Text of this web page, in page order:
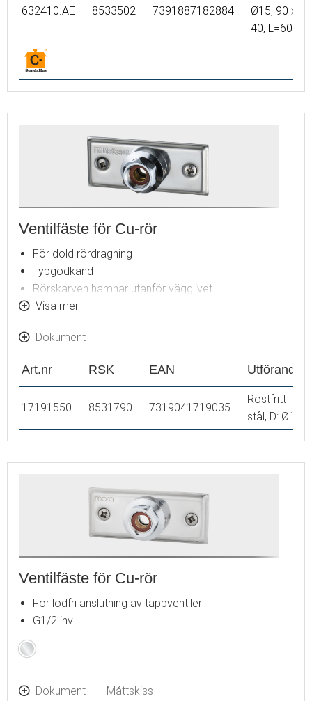
FRÄNKISCHE turatec multi 16*2 PE-RT II/Al/PE-RT II
632410.AE 8533502 7391887182884
Ø15, 90 x
40, L=60
Ventilfäste för Cu-rör
För dold rördragning
Typgodkänd
Rörskarven hamnar utanför vägglivet
Med skruvar och väggtätning
Visa mer
Dokument
Art.nr RSK EAN Utförande
17191550 8531790 7319041719035
Rostfritt
stål, D: Ø15
Ventilfäste för Cu-rör
För lödfri anslutning av tappventiler
G1/2 inv.
Krom
Dokument Måttskiss